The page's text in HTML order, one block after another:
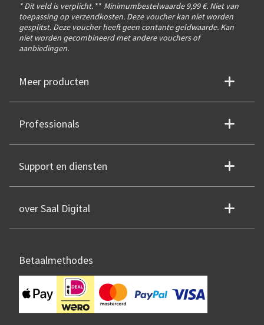
* Dit veld is verplicht. ** Minimumbestelwaarde 9,99 €. Niet van
toepassing op verzendkosten. Deze voucher kan niet worden
gesplitst. Deze voucher heeft geen contante geldwaarde. Kan
niet worden gecombineerd met andere vouchers of
aanbiedingen.
Meer producten
Professionals
Support en diensten
over Saal Digital
Betaalmethodes